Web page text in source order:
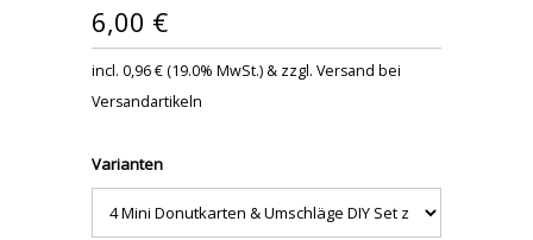
6,00 €
incl. 0,96 € (19.0% MwSt.) & zzgl. Versand bei
Versandartikeln
Varianten